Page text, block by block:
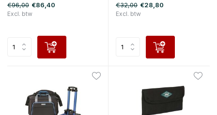
€96,00 €86,40
Excl. btw
€32,00 €28,80
Excl. btw